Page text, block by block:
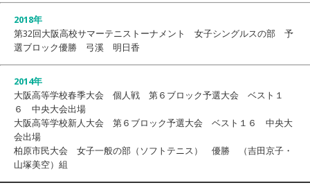
2018年
第32回大阪高校サマーテニストーナメント 女子シングルスの部 予
選ブロック優勝 弓溪 明日香
2014年
大阪高等学校春季大会 個人戦 第６ブロック予選大会 ベスト１
６ 中央大会出場
大阪高等学校新人大会 第６ブロック予選大会 ベスト１６ 中央大
会出場
柏原市民大会 女子一般の部（ソフトテニス） 優勝 （吉田京子・
山塚美空）組